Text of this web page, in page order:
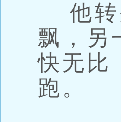
他转
飘，另
快无比
跑。